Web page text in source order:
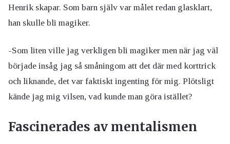
Henrik skapar. Som barn själv var målet redan glasklart,
han skulle bli magiker.
-Som liten ville jag verkligen bli magiker men när jag väl
började insåg jag så småningom att det där med korttrick
och liknande, det var faktiskt ingenting för mig. Plötsligt
kände jag mig vilsen, vad kunde man göra istället?
Fascinerades av mentalismen